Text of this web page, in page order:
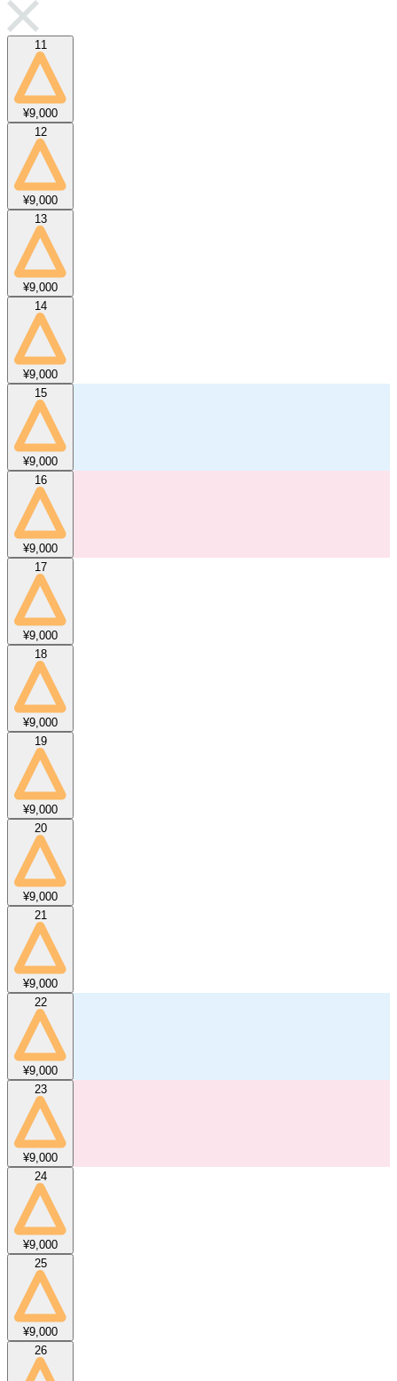
11
¥9,000
12
¥9,000
13
¥9,000
14
¥9,000
15
¥9,000
16
¥9,000
17
¥9,000
18
¥9,000
19
¥9,000
20
¥9,000
21
¥9,000
22
¥9,000
23
¥9,000
24
¥9,000
25
¥9,000
26